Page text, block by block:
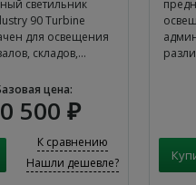
светильник
90 Turbine
для освещения
складов,…
цена:
500 ₽
К сравнению
Нашли дешевле?